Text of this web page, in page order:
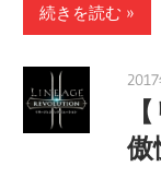
続きを読む
傲